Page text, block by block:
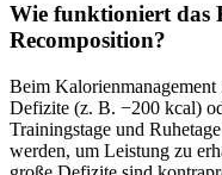
Wie funktioniert das
Recomposition?
Beim
Defizite (z. B. −200 kcal)
Trainingstage und
werden, um Leistung zu